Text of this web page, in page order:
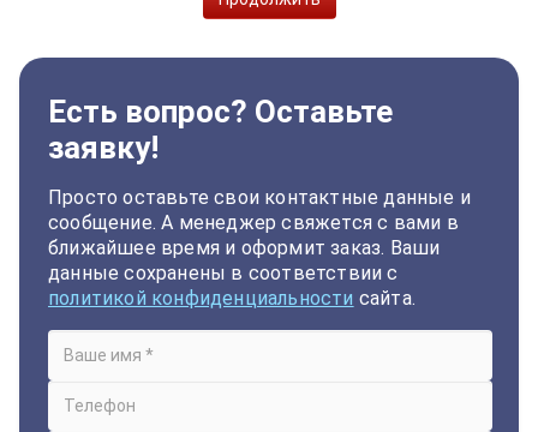
Есть вопрос? Оставьте
заявку!
Просто оставьте свои контактные данные и
сообщение. А менеджер свяжется с вами в
ближайшее время и оформит заказ. Ваши
данные сохранены в соответствии с
политикой конфиденциальности сайта.